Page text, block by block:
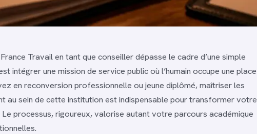
Travail en tant que conseiller dépasse le cadre d’une simple
intégrer une mission de service public où l’humain occupe une place
en reconversion professionnelle ou jeune diplômé, maîtriser les
au sein de cette institution est indispensable pour transformer votre
Le processus, rigoureux, valorise autant votre parcours académique